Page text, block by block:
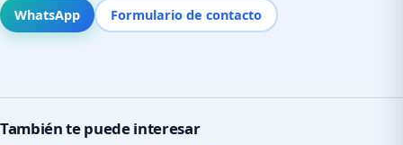
WhatsApp Formulario de contacto
También te puede interesar